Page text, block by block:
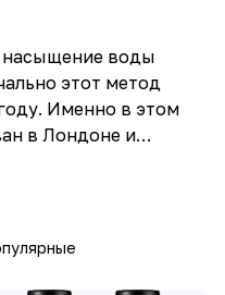
воды
этот метод
Именно в этом
в Лондоне и
были в том числе
в Великобритании он